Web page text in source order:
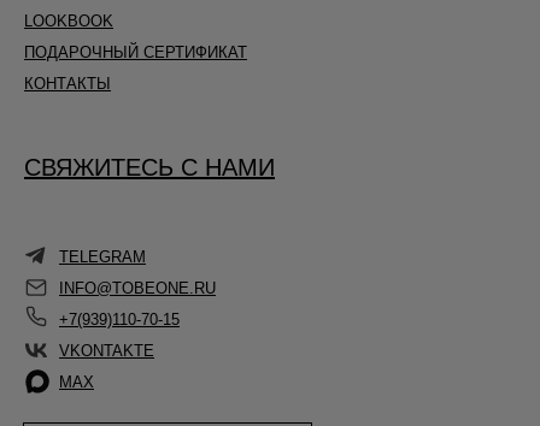
TELEGRAM
INFO@TOBEONE.RU
+7(939)110-70-15
VKONTAKTE
MAX
LOOKBOOK
ПОДАРОЧНЫЙ СЕРТИФИКАТ
КОНТАКТЫ
СВЯЖИТЕСЬ С НАМИ